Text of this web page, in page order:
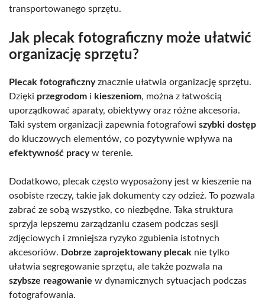
transportowanego sprzętu.
Jak plecak fotograficzny może ułatwić
organizację sprzętu?
Plecak fotograficznyznacznie ułatwia organizację sprzętu.
Dzięki przegrodom i kieszeniom, można z łatwością
uporządkować aparaty, obiektywy oraz różne akcesoria.
Taki system organizacji zapewnia fotografowi szybki dostęp
do kluczowych elementów, co pozytywnie wpływa na
efektywność pracyw terenie.
Dodatkowo, plecak często wyposażony jest w kieszenie na
osobiste rzeczy, takie jak dokumenty czy odzież. To pozwala
zabrać ze sobą wszystko, co niezbędne. Taka struktura
sprzyja lepszemu zarządzaniu czasem podczas sesji
zdjęciowych i zmniejsza ryzyko zgubienia istotnych
akcesoriów. Dobrze zaprojektowany plecak nie tylko
ułatwia segregowanie sprzętu, ale także pozwala na
szybsze reagowanie w dynamicznych sytuacjach podczas
fotografowania.